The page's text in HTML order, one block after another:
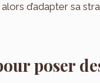
d’adapter sa
poser